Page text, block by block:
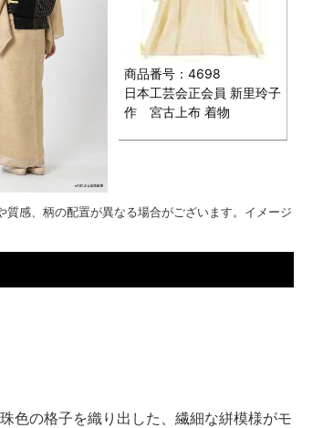
商品番号：4698
日本工芸会正会員 新里玲子
作 宮古上布 着物
感、柄の配置が異なる場合がございます。イメージ
色の格子を織り出した、繊細な絣模様がモ